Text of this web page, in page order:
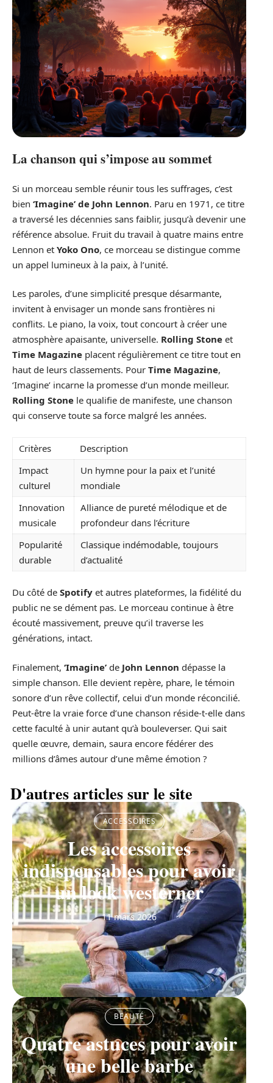
La chanson qui s’impose au sommet
Si un morceau semble réunir tous les suffrages, c’est
bien ‘Imagine’ de John Lennon. Paru en 1971, ce titre
a traversé les décennies sans faiblir, jusqu’à devenir une
référence absolue. Fruit du travail à quatre mains entre
Lennon et Yoko Ono, ce morceau se distingue comme
un appel lumineux à la paix, à l’unité.
Les paroles, d’une simplicité presque désarmante,
invitent à envisager un monde sans frontières ni
conflits. Le piano, la voix, tout concourt à créer une
atmosphère apaisante, universelle. Rolling Stone et
Time Magazine placent régulièrement ce titre tout en
haut de leurs classements. Pour Time Magazine,
‘Imagine’ incarne la promesse d’un monde meilleur.
Rolling Stone le qualifie de manifeste, une chanson
qui conserve toute sa force malgré les années.
Critères
Description
Impact
culturel
Un hymne pour la paix et l’unité
mondiale
Innovation
musicale
Alliance de pureté mélodique et de
profondeur dans l’écriture
Popularité
durable
Classique indémodable, toujours
d’actualité
Du côté de Spotify et autres plateformes, la fidélité du
public ne se dément pas. Le morceau continue à être
écouté massivement, preuve qu’il traverse les
générations, intact.
Finalement, ‘Imagine’ de John Lennon dépasse la
simple chanson. Elle devient repère, phare, le témoin
sonore d’un rêve collectif, celui d’un monde réconcilié.
Peut-être la vraie force d’une chanson réside-t-elle dans
cette faculté à unir autant qu’à bouleverser. Qui sait
quelle œuvre, demain, saura encore fédérer des
millions d’âmes autour d’une même émotion ?
D'autres articles sur le site
ACCESSOIRES
Les accessoires
indispensables pour avoir
un look westerner
11 mars 2026
BEAUTÉ
Quatre astuces pour avoir
une belle barbe